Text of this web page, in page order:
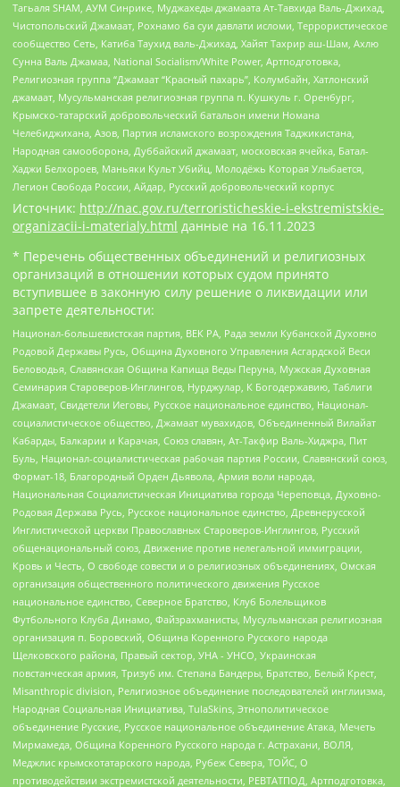
Тагьаля SHAM, АУМ Синрике, Муджахеды джамаата Ат-Тавхида Валь-Джихад,
Чистопольский Джамаат, Рохнамо ба суи давлати исломи, Террористическое
сообщество Сеть, Катиба Таухид валь-Джихад, Хайят Тахрир аш-Шам, Ахлю
Сунна Валь Джамаа, National Socialism/White Power, Артподготовка,
Религиозная группа “Джамаат “Красный пахарь”, Колумбайн, Хатлонский
джамаат, Мусульманская религиозная группа п. Кушкуль г. Оренбург,
Крымско-татарский добровольческий батальон имени Номана
Челебиджихана, Азов, Партия исламского возрождения Таджикистана,
Народная самооборона, Дуббайский джамаат, московская ячейка, Батал-
Хаджи Белхороев, Маньяки Культ Убийц, Молодёжь Которая Улыбается,
Легион Свобода России, Айдар, Русский добровольческий корпус
Источник: http://nac.gov.ru/terroristicheskie-i-ekstremistskie-
organizacii-i-materialy.html данные на 16.11.2023
* Перечень общественных объединений и религиозных
организаций в отношении которых судом принято
вступившее в законную силу решение о ликвидации или
запрете деятельности:
Национал-большевистская партия, ВЕК РА, Рада земли Кубанской Духовно
Родовой Державы Русь, Община Духовного Управления Асгардской Веси
Беловодья, Славянская Община Капища Веды Перуна, Мужская Духовная
Семинария Староверов-Инглингов, Нурджулар, К Богодержавию, Таблиги
Джамаат, Свидетели Иеговы, Русское национальное единство, Национал-
социалистическое общество, Джамаат мувахидов, Объединенный Вилайат
Кабарды, Балкарии и Карачая, Союз славян, Ат-Такфир Валь-Хиджра, Пит
Буль, Национал-социалистическая рабочая партия России, Славянский союз,
Формат-18, Благородный Орден Дьявола, Армия воли народа,
Национальная Социалистическая Инициатива города Череповца, Духовно-
Родовая Держава Русь, Русское национальное единство, Древнерусской
Инглистической церкви Православных Староверов-Инглингов, Русский
общенациональный союз, Движение против нелегальной иммиграции,
Кровь и Честь, О свободе совести и о религиозных объединениях, Омская
организация общественного политического движения Русское
национальное единство, Северное Братство, Клуб Болельщиков
Футбольного Клуба Динамо, Файзрахманисты, Мусульманская религиозная
организация п. Боровский, Община Коренного Русского народа
Щелковского района, Правый сектор, УНА - УНСО, Украинская
повстанческая армия, Тризуб им. Степана Бандеры, Братство, Белый Крест,
Misanthropic division, Религиозное объединение последователей инглиизма,
Народная Социальная Инициатива, TulaSkins, Этнополитическое
объединение Русские, Русское национальное объединение Атака, Мечеть
Мирмамеда, Община Коренного Русского народа г. Астрахани, ВОЛЯ,
Меджлис крымскотатарского народа, Рубеж Севера, ТОЙС, О
противодействии экстремистской деятельности, РЕВТАТПОД, Артподготовка,